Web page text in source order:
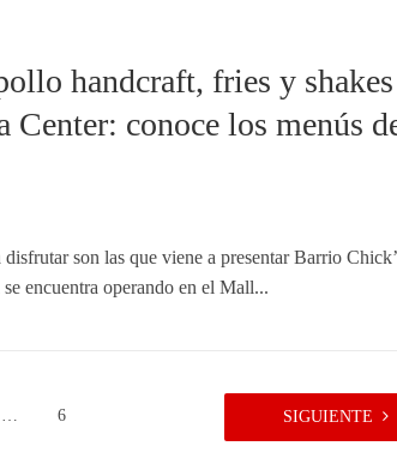
handcraft, fries y shakes
Center: conoce los menús
son las que viene a presentar Barrio
encuentra operando en el Mall...
… 6 SIGUIENTE